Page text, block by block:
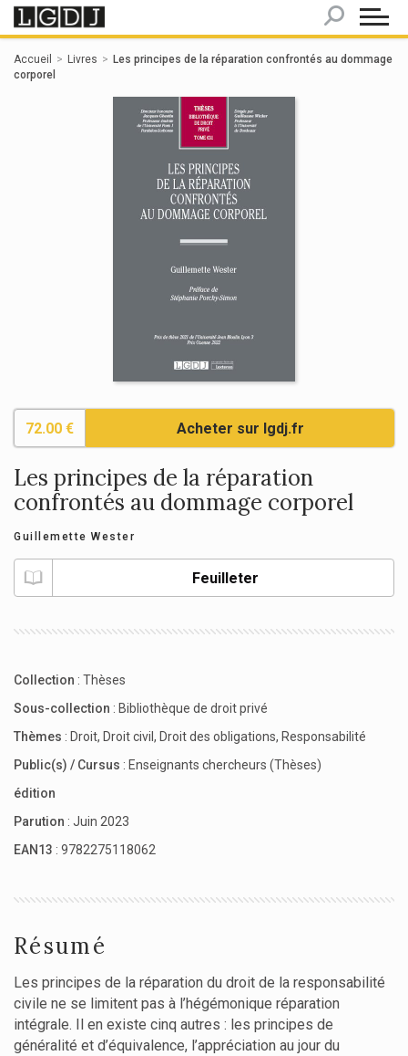
Accueil Livres
Les principes de la réparation confrontés au dommage
corporel
72.00 € Acheter sur lgdj.fr
Les principes de la réparation
confrontés au dommage corporel
Guillemette Wester
Feuilleter
Collection : Thèses
Sous-collection : Bibliothèque de droit privé
Thèmes : Droit, Droit civil , Droit des obligations, Responsabilité
Public(s) / Cursus : Enseignants chercheurs (Thèses)
édition
Parution : Juin 2023
EAN13 : 9782275118062
Résumé
Les principes de la réparation du droit de la responsabilité
civile ne se limitent pas à l’hégémonique réparation
intégrale. Il en existe cinq autres : les principes de
généralité et d’équivalence, l’appréciation au jour du
Panneau de gestion des cookies